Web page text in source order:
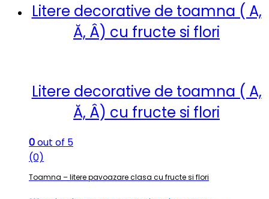
Litere decorative de toamna ( A,
Ă, Â) cu fructe si flori
Litere decorative de toamna ( A,
Ă, Â) cu fructe si flori
0out of 5
(0)
Toamna – litere pavoazare clasa cu fructe si flori